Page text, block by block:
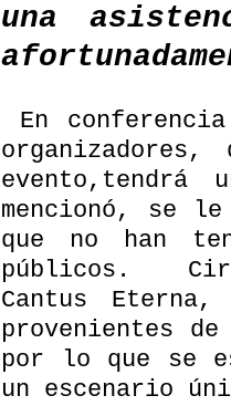
una
evento,tendrá
mencionó, se le
que no han
públicos.
Cantus
provenientes
por lo que se
un escenario